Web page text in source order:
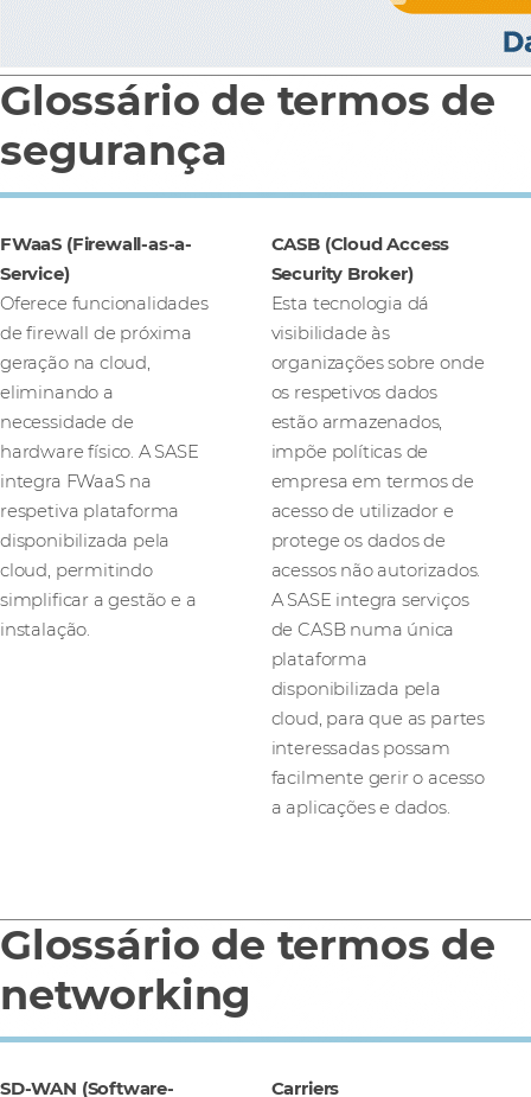
Glossário de termos de
segurança
FWaaS (Firewall-as-a-
Service)
Oferece funcionalidades
de firewall de próxima
geração na cloud,
eliminando a
necessidade de
hardware físico. A SASE
integra FWaaS na
respetiva plataforma
disponibilizada pela
cloud, permitindo
simplificar a gestão e a
instalação.
CASB (Cloud Access
Security Broker)
Esta tecnologia dá
visibilidade às
organizações sobre onde
os respetivos dados
estão armazenados,
impõe políticas de
empresa em termos de
acesso de utilizador e
protege os dados de
acessos não autorizados.
A SASE integra serviços
de CASB numa única
plataforma
disponibilizada pela
cloud, para que as partes
interessadas possam
facilmente gerir o acesso
a aplicações e dados.
Glossário de termos de
networking
SD-WAN (Software- Carriers